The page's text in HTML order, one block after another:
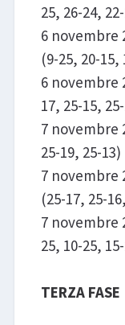
25, 26-24,
6 novembre
(9-25, 20-15,
6 novembre
17, 25-15,
7 novembre
25-19, 25-13)
7 novembre
(25-17, 25-
7 novembre
25, 10-25,
TERZA FASE